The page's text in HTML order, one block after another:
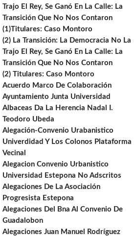
Trajo El Rey, Se Ganó En La Calle: La
Transición Que No Nos Contaron
(1)Titulares: Caso Montoro
(2) La Transición: La Democracia No La
Trajo El Rey, Se Ganó En La Calle: La
Transición Que No Nos Contaron
(2) Titulares: Caso Montoro
Acuerdo Marco De Colaboración
Ayuntamiento Junta Universidad
Albaceas Da La Herencia Nadal I.
Teodoro Ubeda
Alegación-Convenio Urabanistico
Univerdidad Y Los Colonos Plataforma
Vecinal
Alegacion Convenio Urbanistico
Universidad Estepona No Adscritos
Alegaciones De La Asociación
Progresista Estepona
Alegaciones Del Bna Al Convenio De
Guadalobon
Alegaciones Juan Manuel Rodríguez